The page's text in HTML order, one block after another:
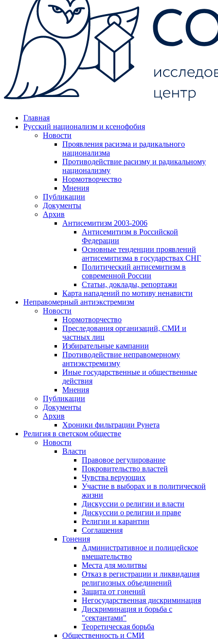
Главная
Русский национализм и ксенофобия
Новости
Проявления расизма и радикального
национализма
Противодействие расизму и радикальному
национализму
Нормотворчество
Мнения
Публикации
Документы
Архив
Антисемитизм 2003-2006
Антисемитизм в Российской
Федерации
Основные тенденции проявлений
антисемитизма в государствах СНГ
Политический антисемитизм в
современной России
Статьи, доклады, репортажи
Карта нападений по мотиву ненависти
Неправомерный антиэкстремизм
Новости
Нормотворчество
Преследования организаций, СМИ и
частных лиц
Избирательные кампании
Противодействие неправомерному
антиэкстремизму
Иные государственные и общественные
действия
Мнения
Публикации
Документы
Архив
Хроники фильтрации Рунета
Религия в светском обществе
Новости
Власти
Правовое регулирование
Покровительство властей
Чувства верующих
Участие в выборах и в политической
жизни
Дискуссии о религии и власти
Дискуссии о религии и праве
Религии и карантин
Соглашения
Гонения
Административное и полицейское
вмешательство
Места для молитвы
Отказ в регистрации и ликвидация
религиозных объединений
Защита от гонений
Негосударственная дискриминация
Дискриминация и борьба с
"сектантами"
Теоретическая борьба
Общественность и СМИ